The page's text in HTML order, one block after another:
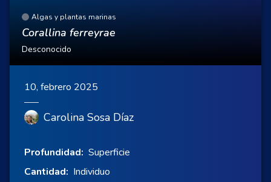
Algas y plantas marinas
Corallina ferreyrae
Desconocido
10, febrero 2025
Carolina Sosa Díaz
Profundidad: Superficie
Cantidad: Individuo